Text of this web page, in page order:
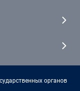
органов